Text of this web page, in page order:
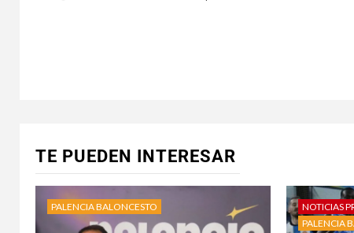
TE PUEDEN INTERESAR
PALENCIA BALONCESTO
NOTICIAS
PALENCIA